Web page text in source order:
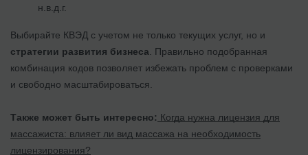
н.в.д.г.
Выбирайте КВЭД с учетом не только текущих услуг, но и
стратегии развития бизнеса . Правильно подобранная
комбинация кодов позволяет избежать проблем с проверками
и свободно масштабироваться.
Также может быть интересно: Когда нужна лицензия для
массажиста: влияет ли вид массажа на необходимость
лицензирования?